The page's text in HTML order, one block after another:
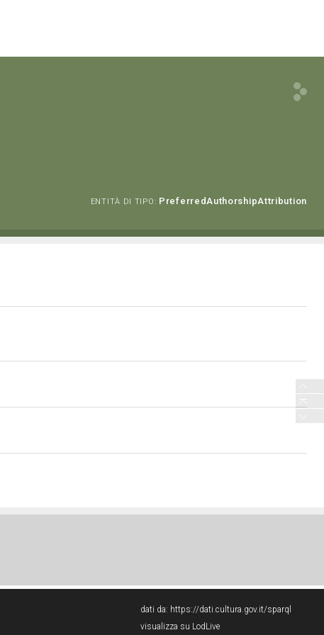
ENTITÀ DI TIPO: PreferredAuthorshipAttribution
dati da: https://dati.cultura.gov.it/sparql
visualizza su LodLive